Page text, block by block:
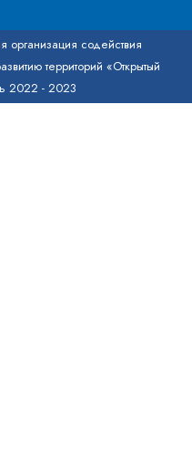
содействия
территорий «Открытый
2022 - 2023